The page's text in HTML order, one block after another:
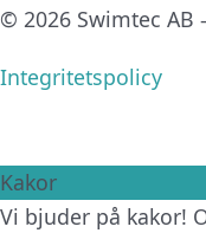
© 2026 Swimtec
Integritetspolicy
Kakor
Vi bjuder på kakor!